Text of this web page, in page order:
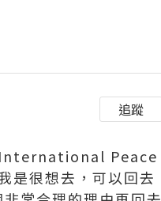
追蹤
"International Peace
是很想去，可以回去